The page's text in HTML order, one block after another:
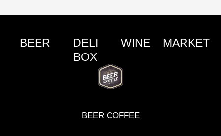
BEER
DELI
BOX
WINE MARKET
BEER COFFEE